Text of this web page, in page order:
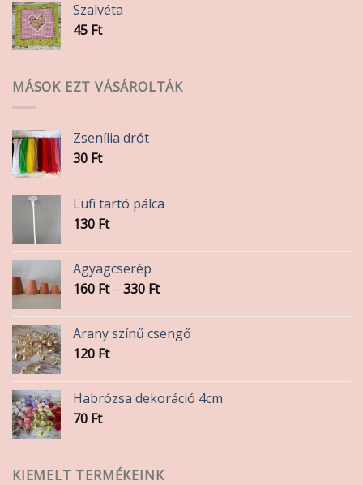
Szalvéta
45 Ft
MÁSOK EZT VÁSÁROLTÁK
Zsenília drót
30 Ft
Lufi tartó pálca
130 Ft
Agyagcserép
160 Ft – 330 FtÁrtartomány:
-
330 Ft
Arany színű csengő
120 Ft
Habrózsa dekoráció 4cm
70 Ft
KIEMELT TERMÉKEINK